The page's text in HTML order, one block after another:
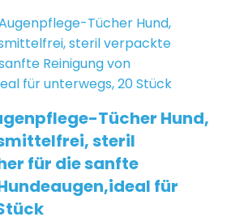
Tücher Hund,
steril
für die sanfte
für